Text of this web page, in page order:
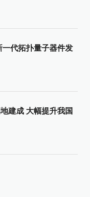
代拓扑量子器件发
建成 大幅提升我国